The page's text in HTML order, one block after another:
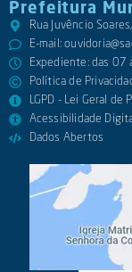
Prefeitura
Rua Juvêncio
E-mail:
Expediente: das 07
Política de
LGPD - Lei Geral de
Acessibilidade
Dados Abertos